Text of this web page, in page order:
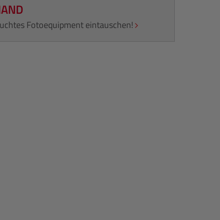
Fotoequipment eintauschen!